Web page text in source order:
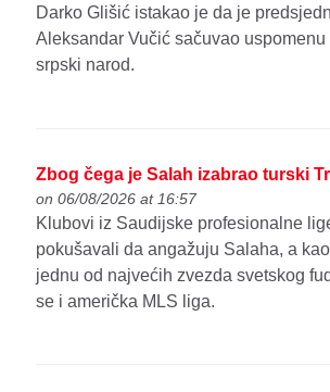
Darko Glišić istakao je da je
Aleksandar Vučić sačuvao
srpski narod.
Zbog čega je Salah izabrao turski
on 06/08/2026 at 16:57
Klubovi iz Saudijske profesionalne
pokušavali da angažuju Salaha, a
jednu od najvećih zvezda svetskog
se i američka MLS liga.